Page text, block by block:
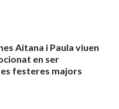
Aitana i Paula viuen
en ser
festeres majors